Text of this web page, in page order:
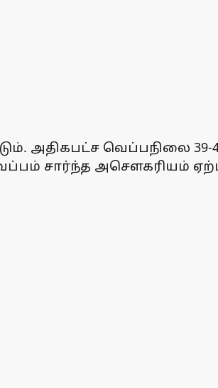
அதிகபட்ச வெப்பநிலை
சார்ந்த அசௌகரியம்